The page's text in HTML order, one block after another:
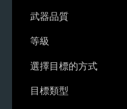
武器品質
等級
選擇目標的方式
目標類型